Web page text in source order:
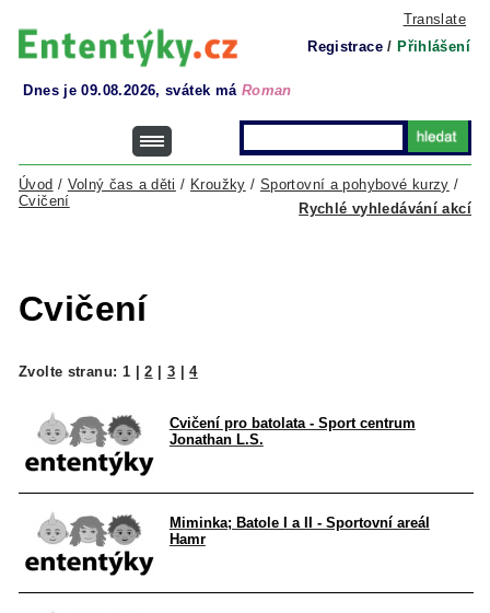
Translate
Registrace / Přihlášení
Dnes je 09.08.2026, svátek má Roman
Rychlé vyhledávání akcí
Úvod / Volný čas a děti / Kroužky / Sportovní a pohybové kurzy /
Cvičení
Cvičení
Zvolte stranu: 1 |2 3 |4
Cvičení pro batolata - Sport centrum
Jonathan L.S.
Miminka; Batole I a II - Sportovní areál
Hamr